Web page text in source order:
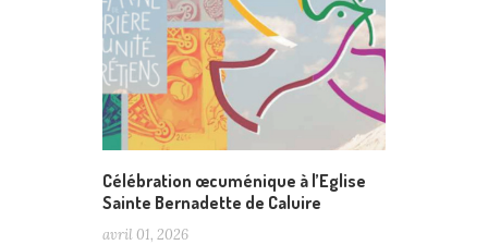
Célébration œcuménique à l’Eglise
Sainte Bernadette de Caluire
avril 01, 2026